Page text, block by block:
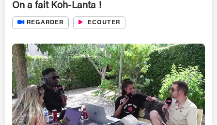
On a fait Koh-Lanta !
REGARDER ECOUTER